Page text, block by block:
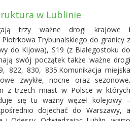
w Lublinie
trzy ważne drogi krajowe i
Trybunalskiego do granicy z
do Kijowa), S19 (z Białegostoku do
swój początek także ważne drogi
822, 830, 835.Komunikacja miejska
zwykłe, nocne oraz sezonowe.
z trzech miast w Polsce w których
się tu ważny węzeł kolejowy –
dojechać do Warszawy, a